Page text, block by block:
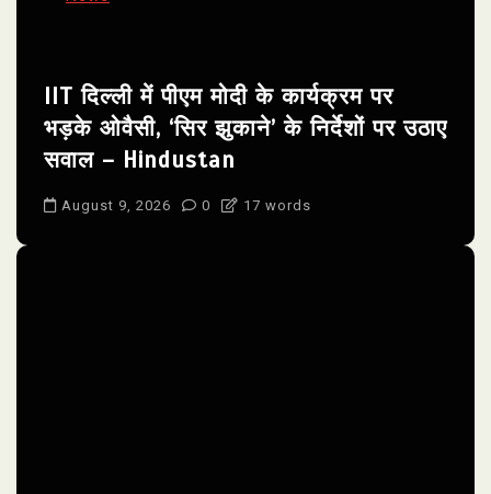
IIT दिल्ली में पीएम मोदी के कार्यक्रम पर
भड़के ओवैसी, ‘सिर झुकाने’ के निर्देशों पर उठाए
सवाल – Hindustan
August 9, 2026 0 17 words